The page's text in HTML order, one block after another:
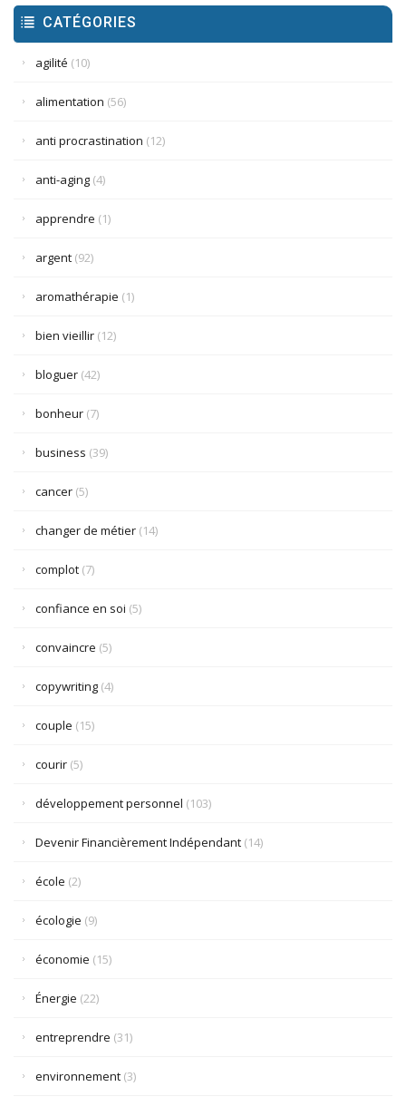
CATÉGORIES
agilité (10)
alimentation (56)
anti procrastination (12)
anti-aging (4)
apprendre (1)
argent (92)
aromathérapie (1)
bien vieillir (12)
bloguer (42)
bonheur (7)
business (39)
cancer (5)
changer de métier (14)
complot (7)
confiance en soi (5)
convaincre (5)
copywriting (4)
couple (15)
courir (5)
développement personnel (103)
Devenir Financièrement Indépendant (14)
école (2)
écologie (9)
économie (15)
Énergie (22)
entreprendre (31)
environnement (3)